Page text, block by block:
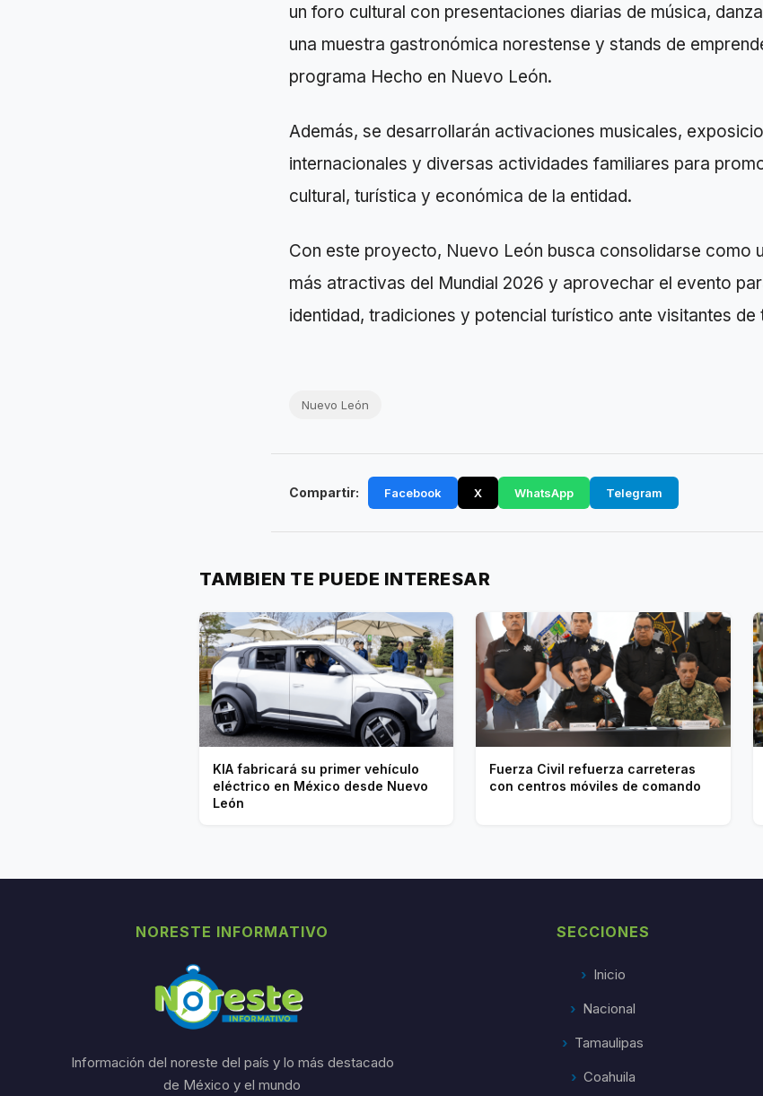
un foro cultural con presentaciones diarias de música,
una muestra gastronómica norestense y stands de
programa Hecho en Nuevo León.
Además, se desarrollarán activaciones musicales,
internacionales y diversas actividades familiares para
cultural, turística y económica de la entidad.
Con este proyecto, Nuevo León busca consolidarse como
más atractivas del Mundial 2026 y aprovechar el evento
identidad, tradiciones y potencial turístico ante visitantes de
Nuevo León
Compartir: Facebook X WhatsApp Telegram
TAMBIEN TE PUEDE INTERESAR
KIA fabricará su primer vehículo
eléctrico en México desde Nuevo
León
Fuerza Civil refuerza carreteras
con centros móviles de comando
NORESTE INFORMATIVO
Información del noreste del país y lo más destacado
de México y el mundo
SECCIONES
Inicio
Nacional
Tamaulipas
Coahuila